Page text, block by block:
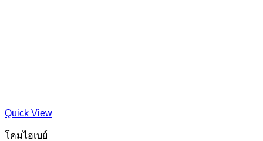
Quick View
โคมไฮเบย์